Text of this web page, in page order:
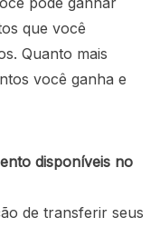
que você
Quanto mais
você ganha e
disponíveis no
de transferir seus